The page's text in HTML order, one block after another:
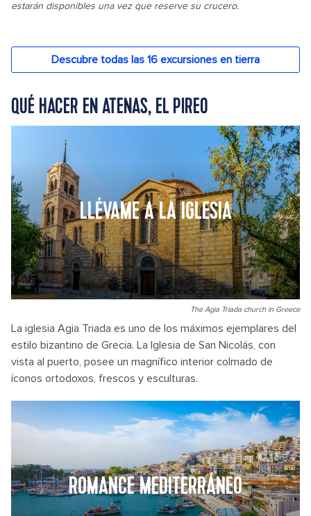
QUÉ HACER EN ATENAS, EL PIREO
LLÉVAME A LA IGLESIA
The Agia Triada church in Greece
La iglesia Agia Triada es uno de los máximos ejemplares del
estilo bizantino de Grecia. La Iglesia de San Nicolás, con
vista al puerto, posee un magnífico interior colmado de
íconos ortodoxos, frescos y esculturas.
ROMANCE MEDITERRÁNEO